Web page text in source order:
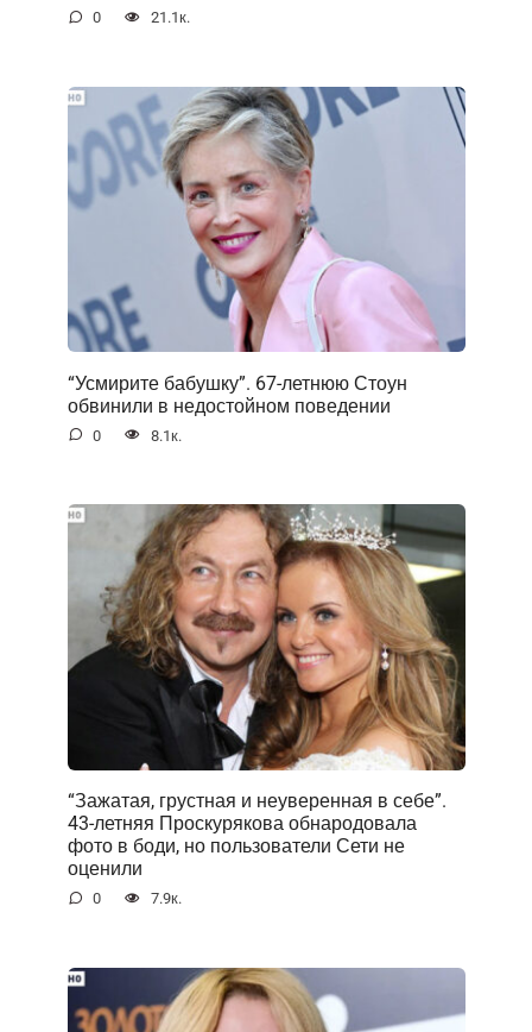
0 21.1к.
“Усмирите бабушку”. 67-летнюю Стоун
обвинили в недостойном поведении
0 8.1к.
“Зажатая, грустная и неуверенная в себе”.
43-летняя Проскурякова обнародовала
фото в боди, но пользователи Сети не
оценили
0 7.9к.